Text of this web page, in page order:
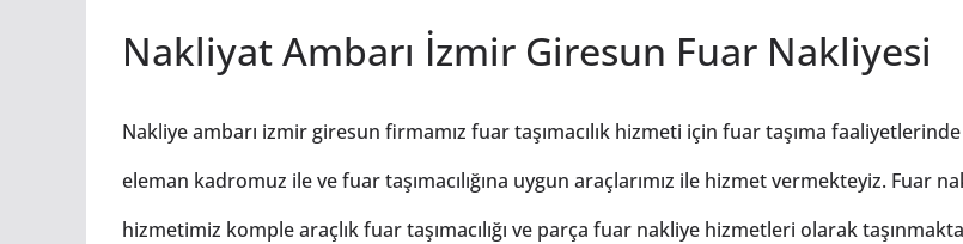
Nakliyat Ambarı İzmir Giresun Fuar Nakliyesi
Nakliye ambarı izmir giresun firmamız fuar taşımacılık hizmeti için fuar taşıma
eleman kadromuz ile ve fuar taşımacılığına uygun araçlarımız ile hizmet vermekteyiz. Fuar
hizmetimiz komple araçlık fuar taşımacılığı ve parça fuar nakliye hizmetleri olarak